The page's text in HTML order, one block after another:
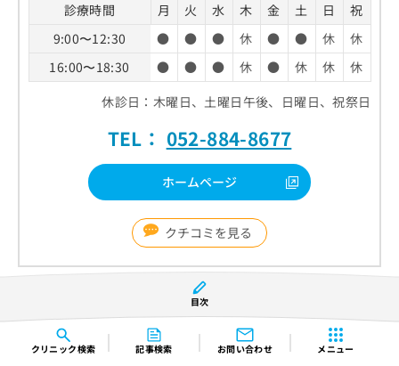
クリニック検索 記事検索 お問い合わせ メニュー
診療時間 月 火 水 木 金 土 日
祝
9:00〜12:30
● ● ● 休 ● ● 休
休
16:00〜18:30
● ● ● 休 ● 休 休
休
休診日：木曜日、土曜日午後、日曜日、祝祭日
TEL： 052-884-8677
ホームページ
クチコミを見る
田辺眼科 クリニックの特徴
検査や診察を通して手術の必要性を慎重に判断
目次